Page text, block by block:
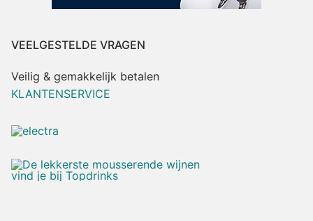
VEELGESTELDE VRAGEN
Veilig & gemakkelijk betalen
KLANTENSERVICE